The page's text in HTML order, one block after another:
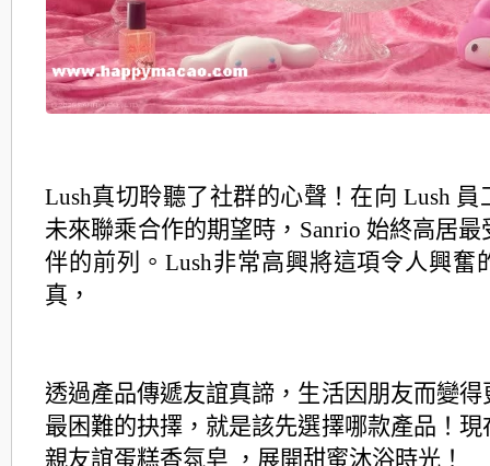
Lush真切聆聽了社群的心聲！在向 Lush 員
未來聯乘合作的期望時，Sanrio 始終高居
伴的前列。Lush非常高興將這項令人興奮
真，
透過產品傳遞友誼真諦，生活因朋友而變得
最困難的抉擇，就是該先選擇哪款產品！ 現
親友誼蛋糕香氛皂 ，展開甜蜜沐浴時光！